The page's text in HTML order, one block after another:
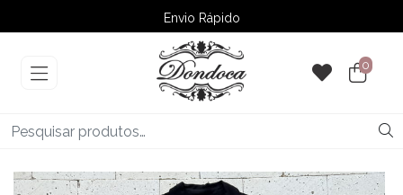
Envio Rápido
➚ Ofertas– Até 60% OFF
0